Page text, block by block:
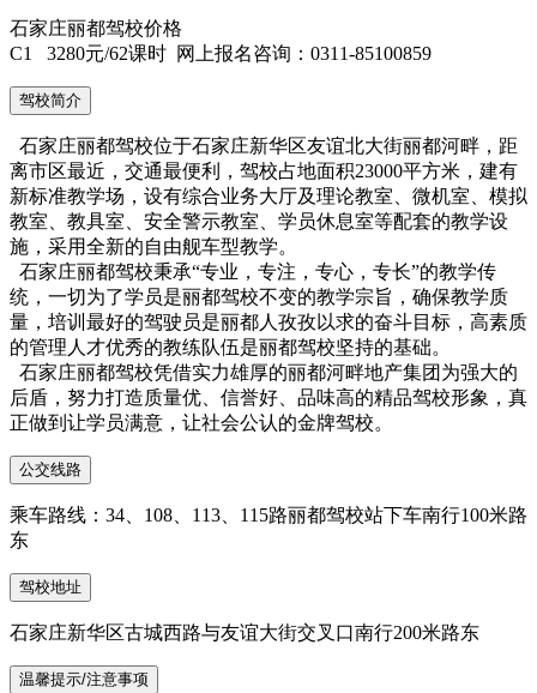
石家庄丽都驾校价格
C1 3280元/62课时 网上报名咨询：0311-85100859
驾校简介
石家庄丽都驾校位于石家庄新华区友谊北大街丽都河畔，距
离市区最近，交通最便利，驾校占地面积23000平方米，建有
新标准教学场，设有综合业务大厅及理论教室、微机室、模拟
教室、教具室、安全警示教室、学员休息室等配套的教学设
施，采用全新的自由舰车型教学。
石家庄丽都驾校秉承“专业，专注，专心，专长”的教学传
统，一切为了学员是丽都驾校不变的教学宗旨，确保教学质
量，培训最好的驾驶员是丽都人孜孜以求的奋斗目标，高素质
的管理人才优秀的教练队伍是丽都驾校坚持的基础。
石家庄丽都驾校凭借实力雄厚的丽都河畔地产集团为强大的
后盾，努力打造质量优、信誉好、品味高的精品驾校形象，真
正做到让学员满意，让社会公认的金牌驾校。
公交线路
乘车路线：34、108、113、115路丽都驾校站下车南行100米路
东
驾校地址
石家庄新华区古城西路与友谊大街交叉口南行200米路东
温馨提示/注意事项